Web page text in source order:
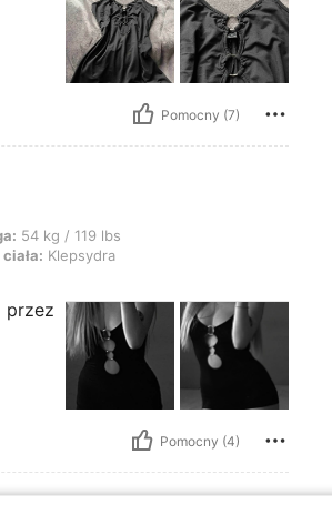
Pomocny (7)
Biust: 86 cm / 34 in, Talia: 62 cm / 24 in, Biodra:
54 kg / 119 lbs
ciała: Klepsydra
przez
Pomocny (4)